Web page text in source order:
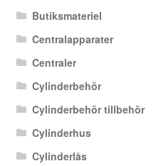
Butiksmateriel
Centralapparater
Centraler
Cylinderbehör
Cylinderbehör tillbehör
Cylinderhus
Cylinderlås